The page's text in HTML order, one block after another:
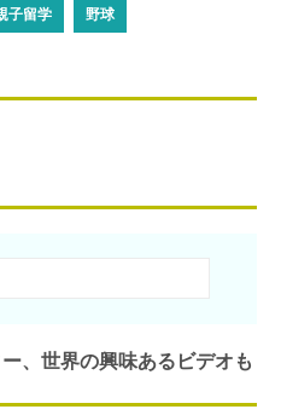
子留学 野球
、世界の興味あるビデオも